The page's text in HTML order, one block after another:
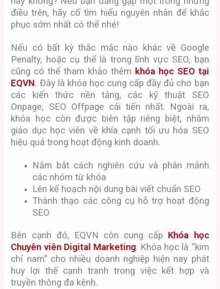
điều trên, hãy cố tìm hiểu nguyên nhân để khắc
phục sớm nhất có thể nhé!
Nếu có bất kỳ thắc mắc nào khác về Google
Penalty, hoặc cụ thể là trong lĩnh vực SEO, bạn
cũng có thể tham khảo thêm khóa học SEO tại
EQVN. Đây là khóa học cung cấp đầy đủ cho bạn
các kiến thức nền tảng, các kỹ thuật SEO
Onpage, SEO Offpage cải tiến nhất. Ngoài ra,
khóa học còn được biên tập riêng biệt, nhằm
giáo dục học viên về khía cạnh tối ưu hóa SEO
hiệu quả trong hoạt động kinh doanh.
Nắm bắt cách nghiên cứu và phân mảnh
các nhóm từ khóa
Lên kế hoạch nội dung bài viết chuẩn SEO
Thành thạo các công cụ hỗ trợ hoạt động
SEO
Bên cạnh đó, EQVN còn cung cấp Khóa học
Chuyên viên Digital Marketing. Khóa học là “kim
chỉ nam” cho nhiều doanh nghiệp hiện nay phát
huy lợi thế cạnh tranh trong việc kết hợp và
truyền thông đa kênh.